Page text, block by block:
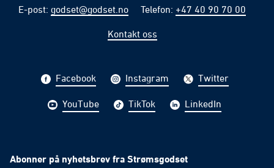
E-post: godset@godset.no Telefon: +47 40 90 70 00
Kontakt oss
Facebook Instagram Twitter
YouTube TikTok LinkedIn
Abonner på nyhetsbrev fra Strømsgodset